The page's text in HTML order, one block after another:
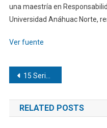
una maestría en
Universidad Anáhuac Norte,
Ver fuente
Navegación
de
entradas
15 Series en inglés para ver con niños
RELATED POSTS